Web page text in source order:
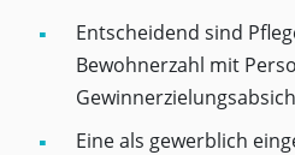
Entscheidend sind
Bewohnerzahl mit
Eine als gewerblich